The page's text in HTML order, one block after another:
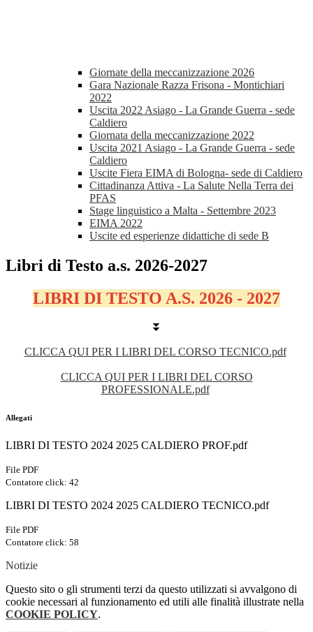
Giornate della meccanizzazione 2026
Gara Nazionale Razza Frisona - Montichiari
2022
Uscita 2022 Asiago - La Grande Guerra - sede
Caldiero
Giornata della meccanizzazione 2022
Uscita 2021 Asiago - La Grande Guerra - sede
Caldiero
Uscite Fiera EIMA di Bologna- sede di Caldiero
Cittadinanza Attiva - La Salute Nella Terra dei
PFAS
Stage linguistico a Malta - Settembre 2023
EIMA 2022
Uscite ed esperienze didattiche di sede B
Libri di Testo a.s. 2026-2027
LIBRI DI TESTO A.S. 2026 - 2027
⏬
CLICCA QUI PER I LIBRI DEL CORSO TECNICO.pdf
CLICCA QUI PER I LIBRI DEL CORSO
PROFESSIONALE.pdf
Allegati
LIBRI DI TESTO 2024 2025 CALDIERO PROF.pdf
File PDF
Contatore click: 42
LIBRI DI TESTO 2024 2025 CALDIERO TECNICO.pdf
File PDF
Contatore click: 58
Notizie
Questo sito o gli strumenti terzi da questo utilizzati si avvalgono di
cookie necessari al funzionamento ed utili alle finalità illustrate nella
COOKIE POLICY.